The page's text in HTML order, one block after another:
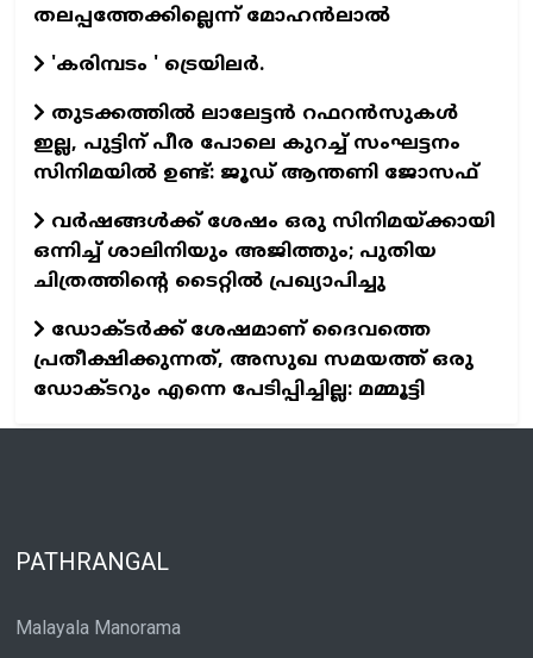
തലപ്പത്തേക്കില്ലെന്ന് മോഹൻലാൽ
'കരിമ്പടം ' ട്രെയിലര്‍.
തുടക്കത്തില്‍ ലാലേട്ടന്‍ റഫറന്‍സുകള്‍
ഇല്ല, പുട്ടിന് പീര പോലെ കുറച്ച് സംഘട്ടനം
സിനിമയില്‍ ഉണ്ട്: ജൂഡ് ആന്തണി ജോസഫ്
വര്‍ഷങ്ങള്‍ക്ക് ശേഷം ഒരു സിനിമയ്ക്കായി
ഒന്നിച്ച് ശാലിനിയും അജിത്തും; പുതിയ
ചിത്രത്തിന്റെ ടൈറ്റില്‍ പ്രഖ്യാപിച്ചു
ഡോക്ടര്‍ക്ക് ശേഷമാണ് ദൈവത്തെ
പ്രതീക്ഷിക്കുന്നത്, അസുഖ സമയത്ത് ഒരു
ഡോക്ടറും എന്നെ പേടിപ്പിച്ചില്ല: മമ്മൂട്ടി
PATHRANGAL
Malayala Manorama